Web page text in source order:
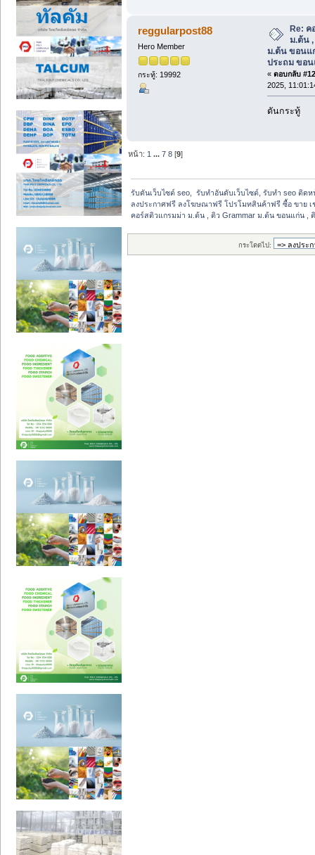
reggularpost88
Hero Member
กระทู้: 19992
Re: ค
ม.ต้น ,
ม.ต้น ขอนแ
ประถม ขอ
« ตอบกลับ
2025,
ดันกระทู้
หน้า: 1 ...7 8 [9]
รับดันเว็บไซต์ seo,  รับทำอันดับเว็บไซต์, รับทำ seo ติดห
ลงประกาศฟรี ลงโฆษณาฟรี โปรโมทสินค้าฟรี ซื้อ ขาย เ
คอร์สติวแกรมม่า ม.ต้น , ติว Grammar ม.ต้น ขอนแก่น ,
กระโดดไป: